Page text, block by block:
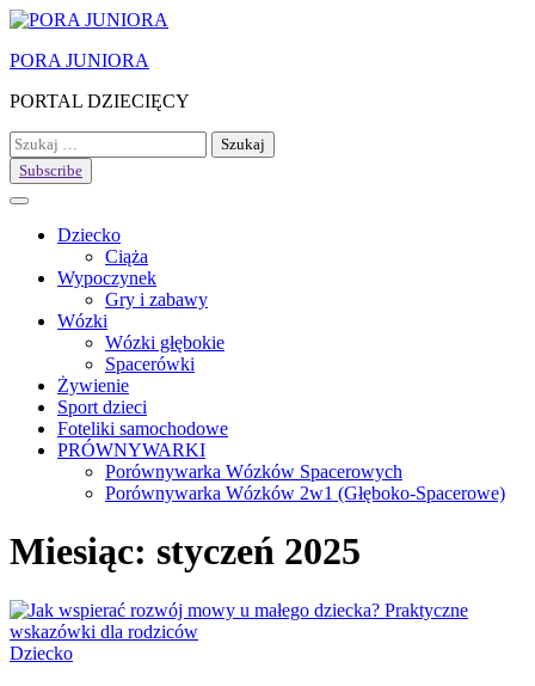
Skip
content
PORA JUNIORA
PORTAL DZIECIĘCY
Szukaj:
Subscribe
Dziecko
Ciąża
Wypoczynek
Gry i zabawy
Wózki
Wózki głębokie
Spacerówki
Żywienie
Sport dzieci
Foteliki samochodowe
PRÓWNYWARKI
Porównywarka Wózków Spacerowych
Porównywarka Wózków 2w1 (Głęboko-Spacerowe)
Miesiąc: styczeń 2025
Dziecko